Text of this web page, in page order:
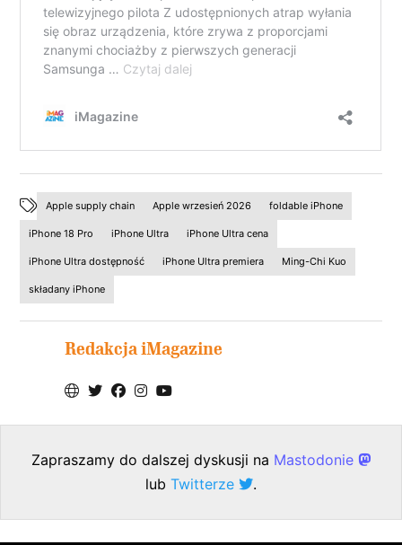
Apple supply chain Apple wrzesień 2026 foldable iPhone
iPhone 18 Pro iPhone Ultra iPhone Ultra cena
iPhone Ultra dostępność iPhone Ultra premiera Ming-Chi Kuo
składany iPhone
Redakcja iMagazine
Zapraszamy do dalszej dyskusji na Mastodonie
lub Twitterze .